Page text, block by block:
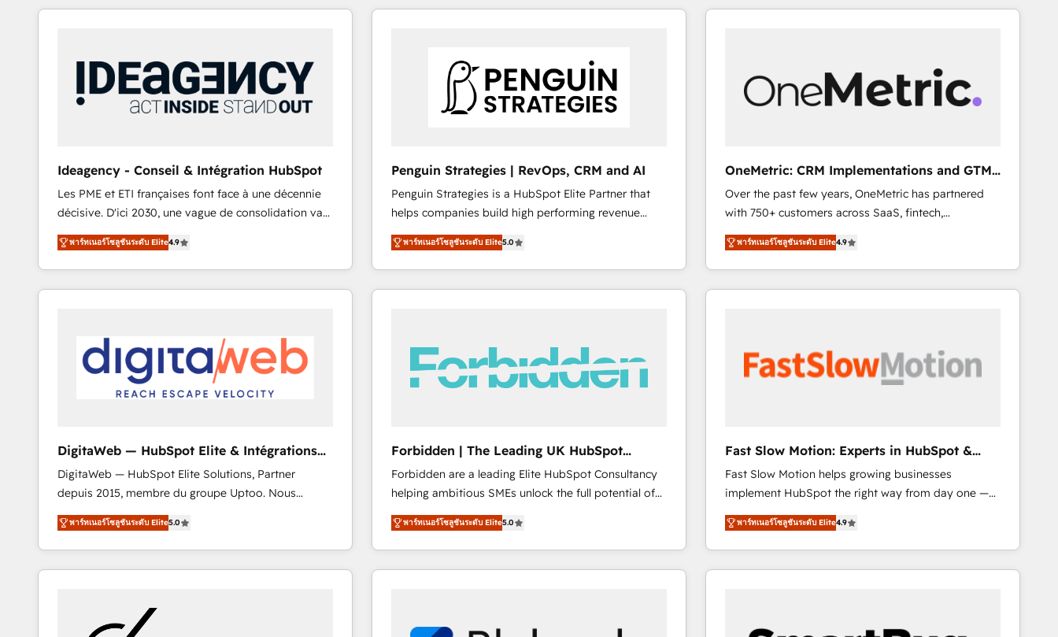
looking for...and get your next big initiative moving!
built for the work.
solve both.
collecte et de l’analyse des données pour des
consultants certifiés HubSpot aborde chaque projet
avec un engagement total, alignant processus
métiers et technologie, et guidant vos équipes à
rapidement vos enjeux et intégrons parfaitement
HubSpot dans votre organisation. Pour toute
question technique ou besoin de structuration de
votre projet HubSpot, contactez notre équipe pour
un échange dédié.
l'international, nous travaillons avec des ETI
startups florissantes. Nos 3 grandes expertises sont :
➤ L’intégration de CRM et de méthodologie RevOps
pour aligner les équipes marketing, commerciales et
opportunités d'affaires ➤ La mise en place de
stratégies d'acquisition marketing (SEO, SEA,
inbound, automatisation marketing, ABM, IA,
emailing) Informations clés : - 10 ans d'expérience -
100+ intégrations CRM HubSpot réussies - 40
experts conseil - 150 certifications HubSpot
cumulées
International Sports Sciences Association, SXSW,
partner and expertise across operational strategy,
business-first process building, system integration,
development, and project management. We have
100% US-based, FTE team members. We offer
project-based and managed services engagements
that include new HubSpot implementations,
migrations from other platforms, systems
integration, extensibility, custom development, and
ongoing RevOps support.
Ideagency - Conseil & Intégration HubSpot
Les PME et ETI françaises font face à une décennie
décisive. D'ici 2030, une vague de consolidation va
recomposer le marché. Seules survivront les
entreprises qui auront réussi leur transformation. Le
problème ? 58% des dirigeants savent que l'IA est
vitale pour leur survie. Mais 57% n'ont aucune
totale, action nulle. La solution s'appelle l'Entreprise
Augmentée. Ce n'est pas une entreprise qui utilise
l'IA. C'est une organisation qui a réussi la symbiose
entre l'expertise humaine et l'intelligence artificielle.
transformation. D'abord les fondations : des
données unifiées, des processus alignés. Ensuite
l'augmentation : l'IA là où elle crée de la valeur. Et
surtout : l'humain qui reste au centre. Parce que la
vraie performance vient de l'intérieur. Act Inside.
Stand Out.
พาร์ทเนอร์โซลูชันระดับ Elite4.9
Penguin Strategies | RevOps, CRM and AI
Penguin Strategies is a HubSpot Elite Partner that
helps companies build high performing revenue
operations across complex sales cycles, multi
system environments and global SaaS or
manufacturing teams. Trusted by leading enterprises
and fast growing scale ups including Sony, Rapyd,
architecture 🔗 CRM migrations & End to end
integrations 🤖 AI workflows & enrichment 📘 Team
enablement & company-wide adoption We create
พาร์ทเนอร์โซลูชันระดับ Elite5.0
OneMetric: CRM Implementations and GTM
engineering
Over the past few years, OneMetric has partnered
with 750+ customers across SaaS, fintech,
healthcare, real estate, and other industries. With
150+ HubSpot-certified experts, we deliver scalable
solutions to complex GTM and RevOps challenges.
Our Expertise 🔹 Onboarding & Implementation:
downtime. 🔹 RevOps Strategy: Align teams,
processes, and data to drive revenue efficiency. 🔹
SOC 2 Type II and ISO 27001 certified, reinforcing
our commitment to data security and compliance. At
OneMetric, we help revenue teams focus on the
OneMetric that matters most: revenue.
พาร์ทเนอร์โซลูชันระดับ Elite4.9
DigitaWeb — HubSpot Elite & Intégrations
ERP
DigitaWeb — HubSpot Elite Solutions, Partner
depuis 2015, membre du groupe Uptoo. Nous
aidons les ETI et PME B2B à unifier Marketing,
Ventes et Service sur HubSpot grâce à la Revenue
Architecture : alignement des équipes, pipeline
prévisible, croissance mesurable. 🔌 Intégrations
Dynamics..), VOIP (Aircall, Ringover, Modjo), Shopify,
Oneflow. 💻 Développements custom : CRM UI
พาร์ทเนอร์โซลูชันระดับ Elite5.0
Forbidden | The Leading UK HubSpot
Consultancy
Forbidden are a leading Elite HubSpot Consultancy
helping ambitious SMEs unlock the full potential of
HubSpot. Too many businesses invest in HubSpot
but never see the ROI they expected due to poor
adoption, messy data, and disconnected teams
getting in the way. That’s where we come in. We
actually drives revenue, not just reports on it. Our
พาร์ทเนอร์โซลูชันระดับ Elite5.0
Fast Slow Motion: Experts in HubSpot &
Salesforce
Fast Slow Motion helps growing businesses
implement HubSpot the right way from day one —
with the flexibility to scale as complexity increases.
Highly certified in both HubSpot and Salesforce, we
bring deep experience in CRM implementation,
integrations, and data migration across modern
combines strong technical execution with real
พาร์ทเนอร์โซลูชันระดับ Elite4.9